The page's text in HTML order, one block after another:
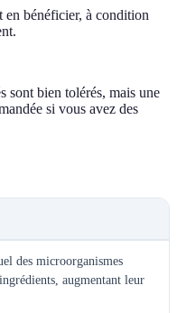
en bénéficier, à condition
sont bien tolérés, mais une
si vous avez des
des microorganismes
augmentant leur